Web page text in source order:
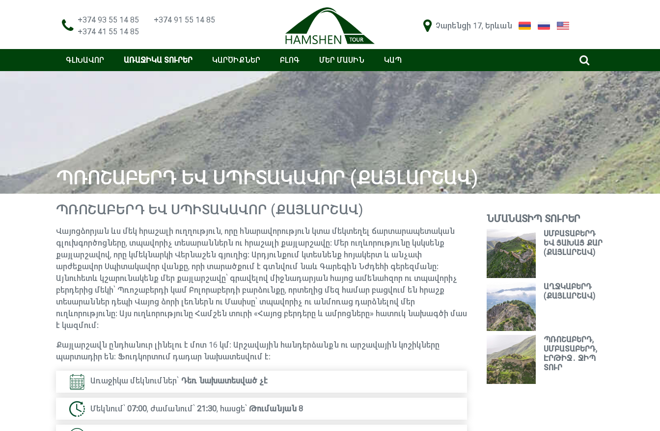
+374 93 55 14 85
+374 91 55 14 85
+374 41 55 14 85
Չարենցի 17, Երևան
ԳԼԽԱՎՈՐ ԱՌԱՋԻԿԱ ՏՈՒՐԵՐ ԿԱՐԾԻՔՆԵՐ ԲԼՈԳ ՄԵՐ ՄԱՍԻՆ ԿԱՊ
ՊՌՈՇԱԲԵՐԴ ԵՎ ՍՊԻՏԱԿԱՎՈՐ (ՔԱՅԼԱՐՇԱՎ)
ՊՌՈՇԱԲԵՐԴ ԵՎ ՍՊԻՏԱԿԱՎՈՐ (ՔԱՅԼԱՐՇԱՎ)
Վայոցձորյան ևս մեկ հրաշալի ուղղություն, որը հնարավորություն կտա մեկտեղել ճարտարապետական
գլուխգործոցները, տպավորիչ տեսարաններն ու հրաշալի քայլարշավը: Մեր ուղևորությունը կսկսենք
քայլարշավով, որը կմեկնարկի Վերնաշեն գյուղից: Արդյունքում կտեսնենք հոյակերտ և անչափ
արժեքավոր Սպիտակավոր վանքը, որի տարածքում է գտնվում նաև Գարեգին Նժդեհի գերեզմանը:
Այնուհետև կշարունակենք մեր քայլարշավը՝ գրավելով միջնադարյան հայոց ամենահզոր ու տպավորիչ
բերդերից մեկի՝ Պռոշաբերդի կամ Բոլորաբերդի բարձունքը, որտեղից մեզ համար բացվում են հրաշք
տեսարաններ դեպի Վայոց ձորի լեռներն ու Մասիսը՝ տպավորիչ ու անմոռաց դարձնելով մեր
ուղևորությունը: Այս ուղևորությունը Համշեն տուրի «Հայոց բերդերը և ամրոցները» հատուկ նախագծի մաս
է կազմում:
Քայլարշավն ընդհանուր լինելու է մոտ 16 կմ։ Արշավային հանդերձանքն ու արշավային կոշիկները
պարտադիր են։ Ֆուդկորտում դադար նախատեսվում է։
Առաջիկա մեկնումներ՝ Դեռ նախատեսված չէ
Մեկնում՝ 07:00 ժամանում՝ 21:30 հասցե՝ Թումանյան 8
ՆՄԱՆԱՏԻՊ ՏՈՒՐԵՐ
ՍՄԲԱՏԱԲԵՐԴ
ԵՎ ՑԱԽԱՑ ՔԱՐ
(ՔԱՅԼԱՐՇԱՎ)
ԱՂՋԿԱԲԵՐԴ
(ՔԱՅԼԱՐՇԱՎ)
ՊՌՈՇԱԲԵՐԴ,
ՍՄԲԱՏԱԲԵՐԴ,
ԷՐԹԻՋ․ ՋԻՊ
ՏՈՒՐ